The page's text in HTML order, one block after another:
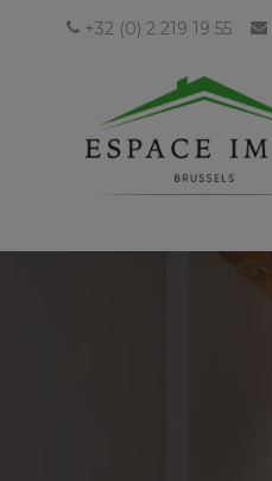
+32 (0) 2 219 19 55